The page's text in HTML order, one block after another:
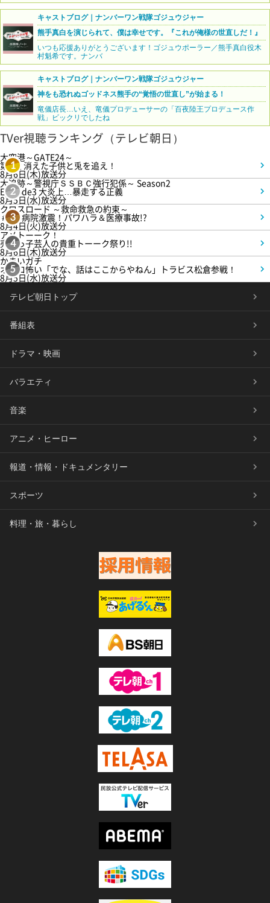
キャストブログ｜ナンバーワン戦隊ゴジュウジャー
熊手真白を演じられて、僕は幸せです。『これが俺様の世直しだ！』
いつも応援ありがとうございます！ゴジュウポーラー／熊手真白役木
村魁希です。ナンバ
キャストブログ｜ナンバーワン戦隊ゴジュウジャー
神をも恐れぬゴッドネス熊手の“覚悟の世直し”が始まる！
竜儀店長…いえ、竜儀プロデューサーの「百夜陸王プロデュース作
戦」ビックリでしたね
TVer視聴ランキング（テレビ朝日）
1
大空港～GATE24～
第3話 消えた子供と兎を追え！
8月6日(木)放送分
2
大追跡～警視庁ＳＳＢＣ強行犯係～ Season2
Episode3 大炎上…暴走する正義
8月5日(水)放送分
3
クロスロード ～救命救急の約束～
＃5 病院激震！パワハラ＆医療事故!?
8月4日(火)放送分
4
アメトーーク！
売れっ子芸人の貴重トーーク祭り!!
8月6日(木)放送分
5
かまいガチ
オモロ怖い「でな、話はここからやねん」トラビス松倉参戦！
8月5日(水)放送分
テレビ朝日トップ
番組表
ドラマ・映画
バラエティ
音楽
アニメ・ヒーロー
報道・情報・ドキュメンタリー
スポーツ
料理・旅・暮らし